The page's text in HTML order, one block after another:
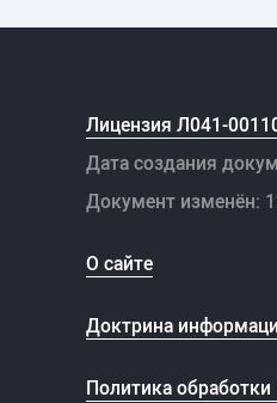
Лицензия Л041-
Дата создания
Документ изменён:
О сайте
Доктрина
Политика